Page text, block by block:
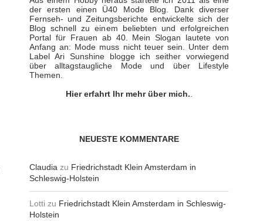
der ersten einen Ü40 Mode Blog. Dank diverser
Fernseh- und Zeitungsberichte entwickelte sich der
Blog schnell zu einem beliebten und erfolgreichen
Portal für Frauen ab 40. Mein Slogan lautete von
Anfang an: Mode muss nicht teuer sein. Unter dem
Label Ari Sunshine blogge ich seither vorwiegend
über alltagstaugliche Mode und über Lifestyle
Themen.
Hier erfahrt Ihr mehr über mich..
NEUESTE KOMMENTARE
Claudia zu Friedrichstadt Klein Amsterdam in
Schleswig-Holstein
Lotti zu Friedrichstadt Klein Amsterdam in Schleswig-
Holstein